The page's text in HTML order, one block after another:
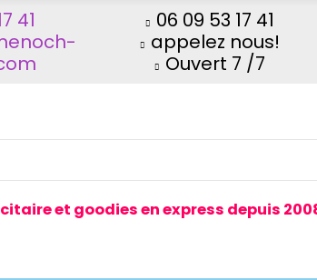
41
06 09 53 17 41
appelez nous!
Ouvert 7 /7
et goodies en express depuis